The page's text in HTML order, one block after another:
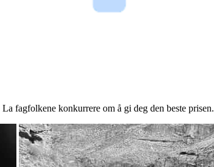
fagfolkene konkurrere om å gi deg den beste prisen.